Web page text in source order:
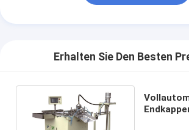
Erhalten Sie Den Besten